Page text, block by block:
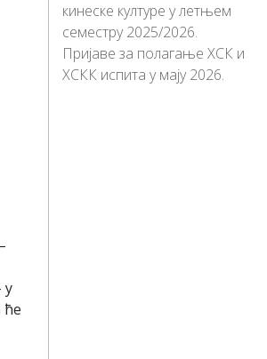
кинеске културе у летњем
семестру 2025/2026.
Пријаве за полагање ХСК и
ХСКК испита у мају 2026.
у
ће